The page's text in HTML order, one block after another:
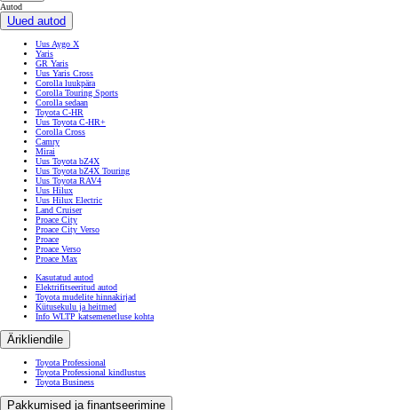
Autod
Uued autod
Uus Aygo X
Yaris
GR Yaris
Uus Yaris Cross
Corolla luukpära
Corolla Touring Sports
Corolla sedaan
Toyota C-HR
Uus Toyota C-HR+
Corolla Cross
Camry
Mirai
Uus Toyota bZ4X
Uus Toyota bZ4X Touring
Uus Toyota RAV4
Uus Hilux
Uus Hilux Electric
Land Cruiser
Proace City
Proace City Verso
Proace
Proace Verso
Proace Max
Kasutatud autod
Elektrifitseeritud autod
Toyota mudelite hinnakirjad
Kütusekulu ja heitmed
Info WLTP katsemenetluse kohta
Ärikliendile
Toyota Professional
Toyota Professional kindlustus
Toyota Business
Pakkumised ja finantseerimine